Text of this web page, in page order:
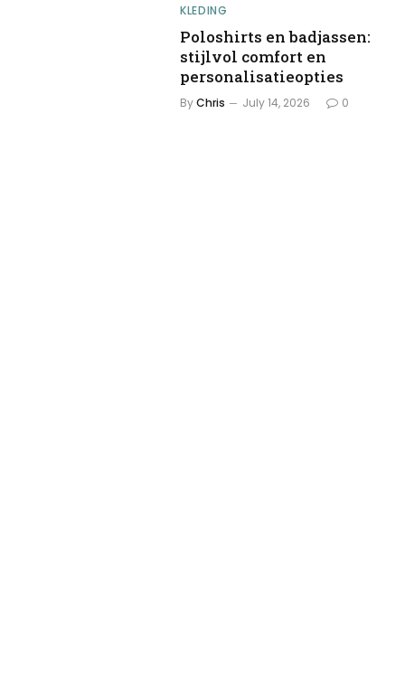
KLEDING
Poloshirts en badjassen:
stijlvol comfort en
personalisatieopties
ByChris July 14, 2026 0